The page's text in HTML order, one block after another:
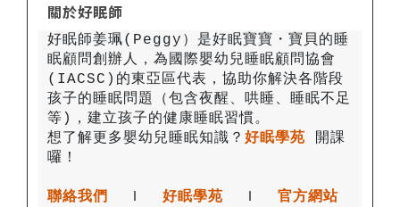
關於好眠師
好眠師姜珮(Peggy）是好眠寶寶・寶貝的睡
眠顧問創辦人，為國際嬰幼兒睡眠顧問協會
(IACSC)的東亞區代表，協助你解決各階段
孩子的睡眠問題（包含夜醒、哄睡、睡眠不足
想了解更多嬰幼兒睡眠知識？ 好眠學苑
開課
聯絡我們 Ｉ 好眠學苑
  Ｉ
官方網站